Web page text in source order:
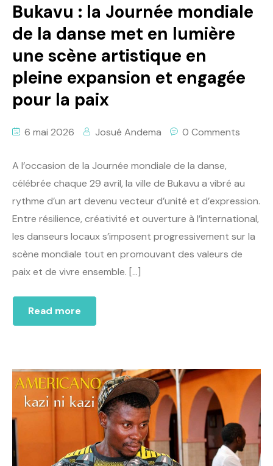
Bukavu : la Journée mondiale
de la danse met en lumière
une scène artistique en
pleine expansion et engagée
pour la paix
6 mai 2026 Josué Andema 0 Comments
A l’occasion de la Journée mondiale de la danse,
célébrée chaque 29 avril, la ville de Bukavu a vibré au
rythme d’un art devenu vecteur d’unité et d’expression.
Entre résilience, créativité et ouverture à l’international,
les danseurs locaux s’imposent progressivement sur la
scène mondiale tout en promouvant des valeurs de
paix et de vivre ensemble. […]
Read more